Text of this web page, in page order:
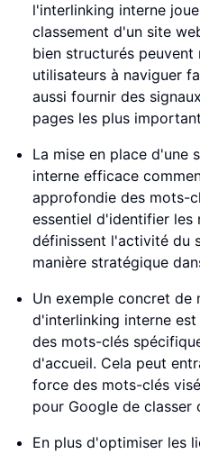
l'interlinking interne
classement d'un site
bien structurés peuvent
utilisateurs à naviguer
aussi fournir des
pages les plus
La mise en place d'une
interne efficace
approfondie des mots-
essentiel d'identifier les
définissent l'activité du
manière stratégique
Un exemple concret de
d'interlinking interne
des mots-clés
d'accueil. Cela peut
force des mots-clés
pour Google de classer
En plus d'optimiser les